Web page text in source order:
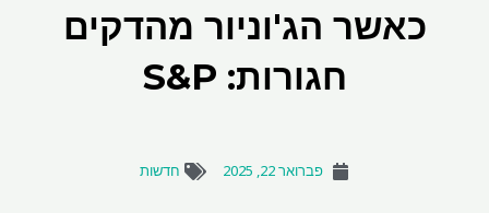
כאשר הג'וניור מהדקים
חגורות: S&P
פברואר 22, 2025 חדשות